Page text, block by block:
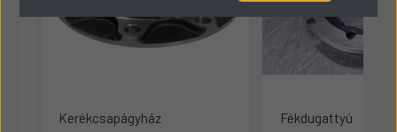
Kerékcsapágyház Fékdugattyú